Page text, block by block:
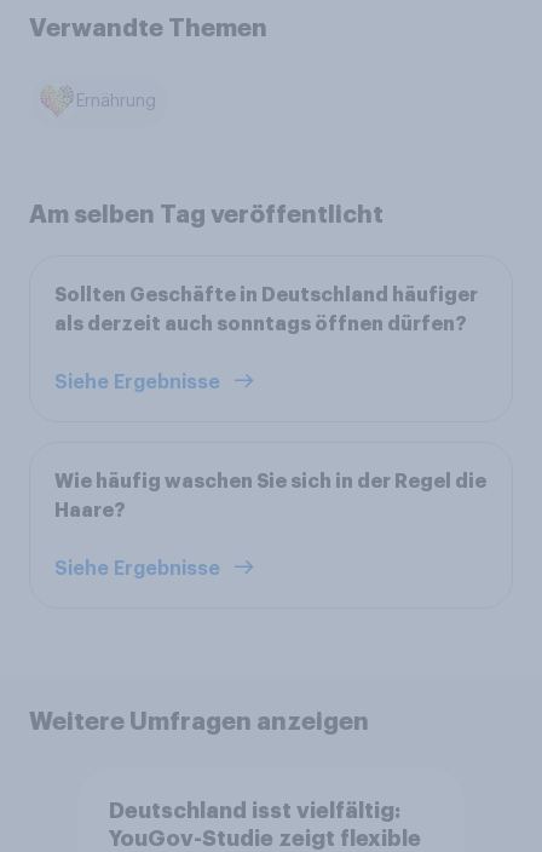
Verwandte Themen
Ernährung
Am selben Tag veröffentlicht
Sollten Geschäfte in Deutschland häufiger
als derzeit auch sonntags öffnen dürfen?
Siehe Ergebnisse
Wie häufig waschen Sie sich in der Regel die
Haare?
Siehe Ergebnisse
Weitere Umfragen anzeigen
Deutschland isst vielfältig:
YouGov-Studie zeigt flexible